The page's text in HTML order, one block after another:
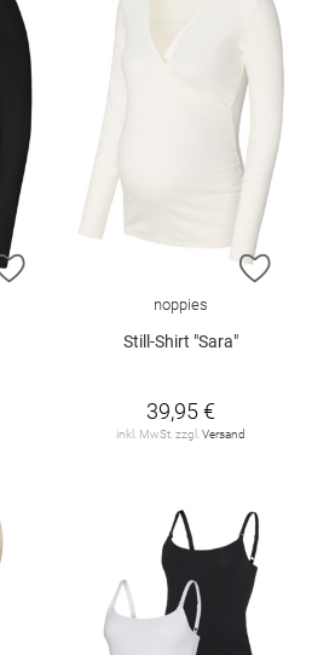
ZUR WUNSCHLISTE HINZUFÜGEN
ZUR
noppies
Still-Shirt "Sara"
39,95 €
inkl. MwSt. zzgl. Versand